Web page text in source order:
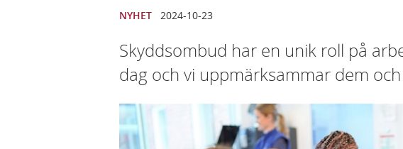
NYHET 2024-10-23
Skyddsombud har en unik roll på
dag och vi uppmärksammar dem